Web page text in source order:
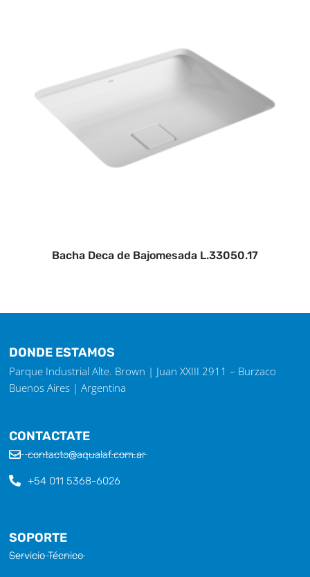
Bacha Deca de Bajomesada L.33050.17
DONDE ESTAMOS
Parque Industrial Alte. Brown | Juan XXIII 2911 – Burzaco
Buenos Aires | Argentina
CONTACTATE
contacto@aqualaf.com.ar
+54 011 5368-6026
SOPORTE
Servicio Técnico